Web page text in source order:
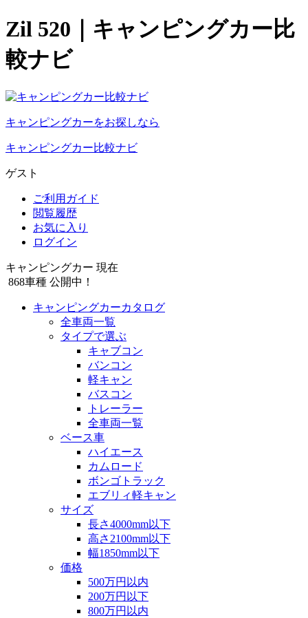
Zil 520｜キャンピングカー比
較ナビ
キャンピングカーをお探しなら
キャンピングカー比較ナビ
ゲスト
ご利用ガイド
閲覧履歴
お気に入り
ログイン
キャンピングカー 現在
868車種 公開中！
キャンピングカーカタログ
全車両一覧
タイプで選ぶ
キャブコン
バンコン
軽キャン
バスコン
トレーラー
全車両一覧
ベース車
ハイエース
カムロード
ボンゴトラック
エブリィ軽キャン
サイズ
長さ4000mm以下
高さ2100mm以下
幅1850mm以下
価格
500万円以内
200万円以下
800万円以内